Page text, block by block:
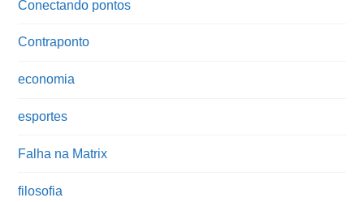
Conectando pontos
Contraponto
economia
esportes
Falha na Matrix
filosofia